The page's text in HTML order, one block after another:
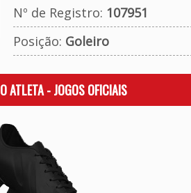
Nº de Registro: 107951
Posição: Goleiro
ATLETA - JOGOS OFICIAIS